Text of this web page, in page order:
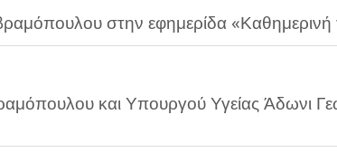
στην εφημερίδα «Καθημερινή
και Υπουργού Υγείας Άδωνι